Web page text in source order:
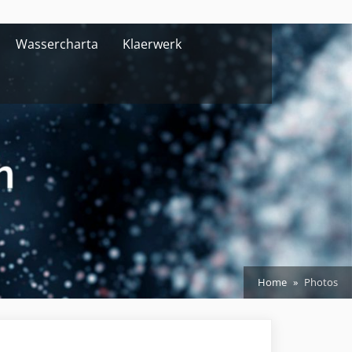
Wassercharta Klaerwerk
Home Photos